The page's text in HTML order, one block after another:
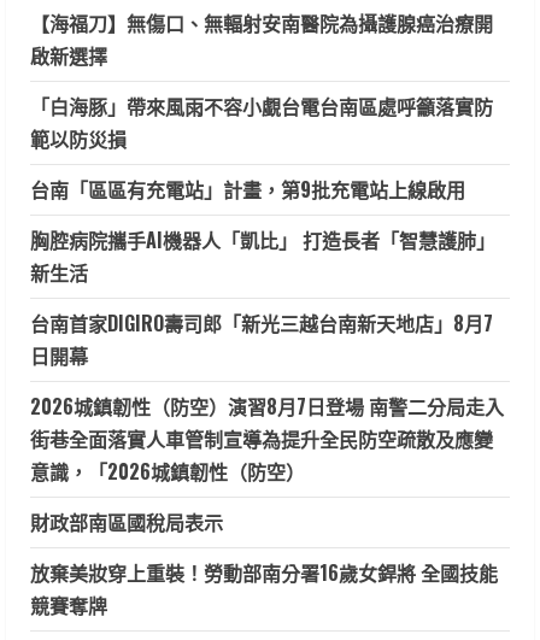
【海福刀】無傷口、無輻射安南醫院為攝護腺癌治療開
啟新選擇
「白海豚」帶來風雨不容小覷台電台南區處呼籲落實防
範以防災損
台南「區區有充電站」計畫，第9批充電站上線啟用
胸腔病院攜手AI機器人「凱比」 打造長者「智慧護肺」
新生活
台南首家DIGIRO壽司郎「新光三越台南新天地店」8月7
日開幕
2026城鎮韌性（防空）演習8月7日登場 南警二分局走入
街巷全面落實人車管制宣導為提升全民防空疏散及應變
意識，「2026城鎮韌性（防空）
財政部南區國稅局表示
放棄美妝穿上重裝！勞動部南分署16歲女銲將 全國技能
競賽奪牌